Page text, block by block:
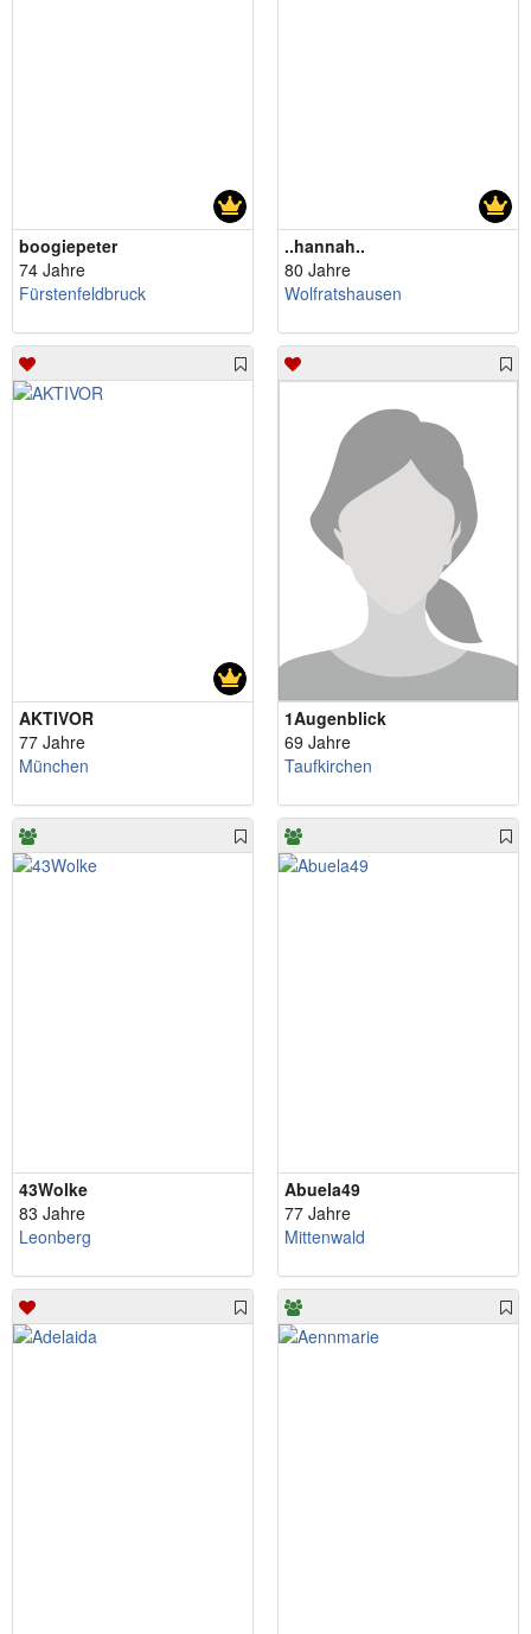
boogiepeter
74 Jahre
Fürstenfeldbruck
..hannah..
80 Jahre
Wolfratshausen
AKTIVOR
77 Jahre
München
1Augenblick
69 Jahre
Taufkirchen
43Wolke
83 Jahre
Leonberg
Abuela49
77 Jahre
Mittenwald